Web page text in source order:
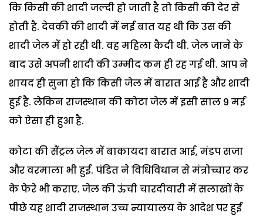
कि किसी की शादी जल्दी हो जाती है तो किसी की देर से
होती है. देवकी की शादी में नई बात यह थी कि उस की
शादी जेल में हो रही थी. वह महिला कैदी थी. जेल जाने के
बाद उसे अपनी शादी की उम्मीद कम ही रह गई थी. आप ने
शायद ही सुना हो कि किसी जेल में बारात आई है और शादी
हुई है. लेकिन राजस्थान की कोटा जेल में इसी साल 9 मई
को ऐसा ही हुआ है.
कोटा की सैंट्रल जेल में बाकायदा बारात आई, मंडप सजा
और वरमाला भी हुई. पंडित ने विधिविधान से मंत्रोच्चार कर
के फेरे भी कराए. जेल की ऊंची चारदीवारी में सलाखों के
पीछे यह शादी राजस्थान उच्च न्यायालय के आदेश पर हुई